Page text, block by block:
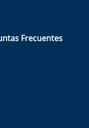
Frecuentes